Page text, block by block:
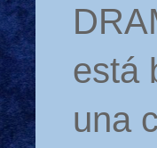
está
una